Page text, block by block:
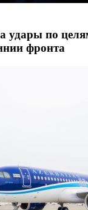
удары по
фронта